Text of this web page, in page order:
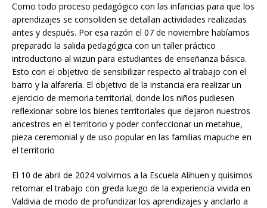
Como todo proceso pedagógico con las infancias para que los
aprendizajes se consoliden se detallan actividades realizadas
antes y después. Por esa razón el 07 de noviembre habíamos
preparado la salida pedagógica con un taller práctico
introductorio al wizun para estudiantes de enseñanza básica.
Esto con el objetivo de sensibilizar respecto al trabajo con el
barro y la alfarería. El objetivo de la instancia era realizar un
ejercicio de memoria territorial, donde los niños pudiesen
reflexionar sobre los bienes territoriales que dejaron nuestros
ancestros en el territorio y poder confeccionar un metahue,
pieza ceremonial y de uso popular en las familias mapuche en
el territorio
El 10 de abril de 2024 volvimos a la Escuela Alihuen y quisimos
retomar el trabajo con greda luego de la experiencia vivida en
Valdivia de modo de profundizar los aprendizajes y anclarlo a